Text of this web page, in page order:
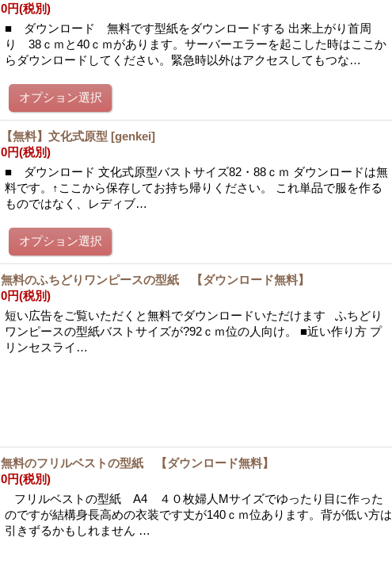
0円(税別)
■ ダウンロード 無料です型紙をダウンロードする 出来上がり首周
り 38ｃｍと40ｃｍがあります。サーバーエラーを起こした時はここか
らダウンロードしてください。緊急時以外はアクセスしてもつな…
【無料】文化式原型 [genkei]
0円(税別)
■ ダウンロード 文化式原型バストサイズ82・88ｃｍ ダウンロードは無
料です。↑ここから保存してお持ち帰りください。 これ単品で服を作る
ものではなく、レディブ…
無料のふちどりワンピースの型紙 【ダウンロード無料】
0円(税別)
短い広告をご覧いただくと無料でダウンロードいただけます ふちどり
ワンピースの型紙バストサイズが?92ｃｍ位の人向け。 ■近い作り方 プ
リンセスライ…
無料のフリルベストの型紙 【ダウンロード無料】
0円(税別)
フリルベストの型紙 A4 ４０枚婦人Mサイズでゆったり目に作った
のですが結構身長高めの衣装です丈が140ｃｍ位あります。背が低い方は
引きずるかもしれません …